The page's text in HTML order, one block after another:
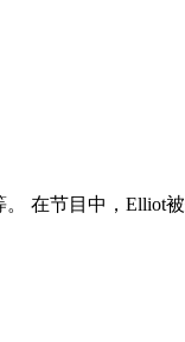
在节目中，Elliot